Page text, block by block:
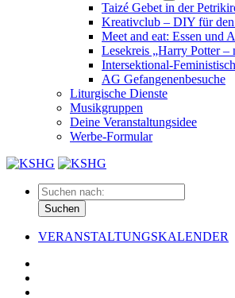
Taizé Gebet in der
Kreativclub – DIY für
Meet and eat: Essen und
Lesekreis „Harry Potter –
Intersektional-
AG Gefangenenbesuche
Liturgische Dienste
Musikgruppen
Deine Veranstaltungsidee
Werbe-Formular
Suchen
VERANSTALTUNGSKALENDER